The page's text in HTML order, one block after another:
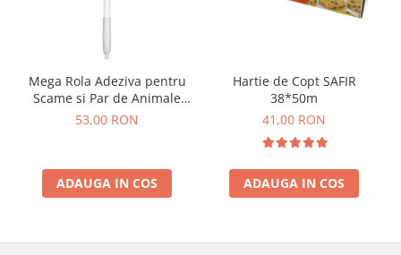
Mega Rola Adeziva pentru
Scame si Par de Animale
Smart Clean – Maner
53,00 RON
ADAUGA IN COS
Hartie de Copt SAFIR
38*50m
41,00 RON
ADAUGA IN COS